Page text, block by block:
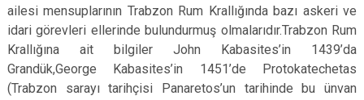
ailesi mensuplarının Trabzon Rum Krallığında bazı askeri ve
idari görevleri ellerinde bulundurmuş olmalarıdır.Trabzon Rum
Krallığına ait bilgiler John Kabasites’in 1439’da
Grandük,George Kabasites’in 1451’de Protokatechetas
(Trabzon sarayı tarihçisi Panaretos’un tarihinde bu ünvan